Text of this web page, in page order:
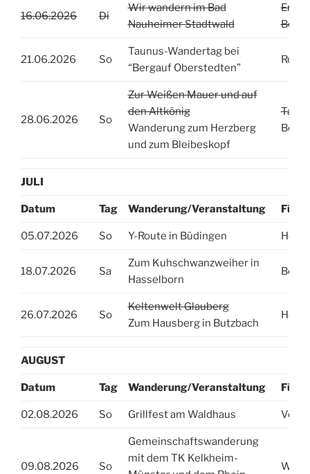
16.06.2026 Di
Wir wandern im Bad
Nauheimer Stadtwald
Erika
21.06.2026 So
Taunus-Wandertag bei
“Bergauf Oberstedten”
Rolf
28.06.2026 So
Zur Weißen Mauer und auf
den Altkönig
Wanderung zum Herzberg
und zum Bleibeskopf
Tanja
JULI
Datum Tag Wanderung/Veranstaltung
05.07.2026 So Y-Route in Büdingen
18.07.2026 Sa
Zum Kuhschwanzweiher in
Hasselborn
26.07.2026 So
Keltenwelt Glauberg
Zum Hausberg in Butzbach
AUGUST
Datum Tag Wanderung/Veranstaltung
02.08.2026 So Grillfest am Waldhaus
09.08.2026 So
Gemeinschaftswanderung
mit dem TK Kelkheim-